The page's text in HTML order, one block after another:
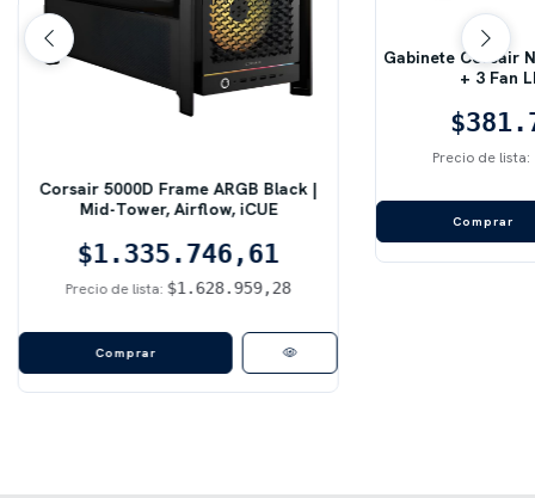
Corsair 5000D Frame ARGB Black |
Mid-Tower, Airflow, iCUE
$1.335.746,61
Precio de lista: $1.628.959,28
Gabinete Corsair
+ 3 Fan
Precio de lista: